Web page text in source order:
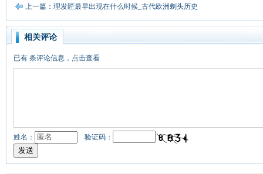
上一篇：理发匠最早出现在什么时候_古代欧洲剃头历史
相关评论
已有 条评论信息，点击查看
姓名： 验证码：